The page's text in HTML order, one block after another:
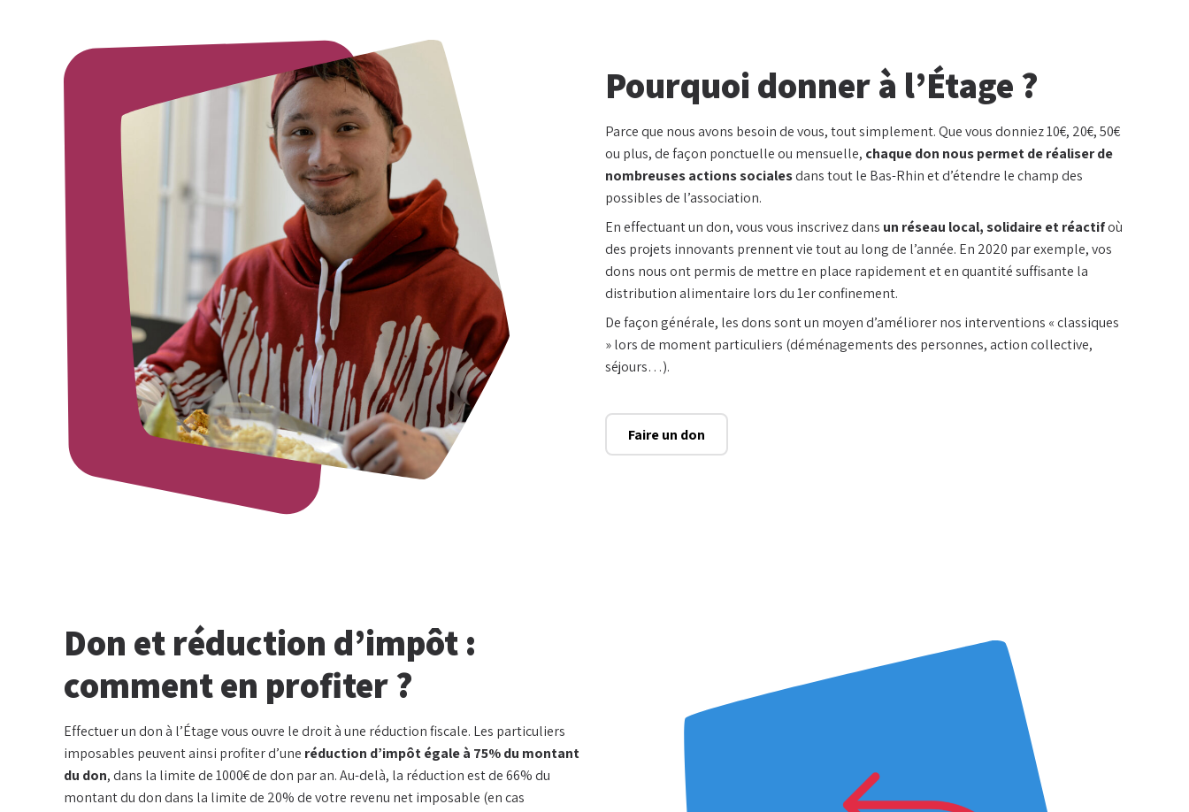
Pourquoi donner à l’Étage ?
Parce que nous avons besoin de vous, tout simplement. Que vous donniez 10€, 20€, 50€
ou plus, de façon ponctuelle ou mensuelle, chaque don nous permet de réaliser de
nombreuses actions socialesdans tout le Bas-Rhin et d’étendre le champ des
possibles de l’association.
En effectuant un don, vous vous inscrivez dans un réseau local, solidaire et réactifoù
des projets innovants prennent vie tout au long de l’année. En 2020 par exemple, vos
dons nous ont permis de mettre en place rapidement et en quantité suffisante la
distribution alimentaire lors du 1er confinement.
De façon générale, les dons sont un moyen d’améliorer nos interventions « classiques
» lors de moment particuliers (déménagements des personnes, action collective,
séjours…).
Faire un don
Don et réduction d’impôt :
comment en profiter ?
Effectuer un don à l’Étage vous ouvre le droit à une réduction fiscale. Les particuliers
imposables peuvent ainsi profiter d’une réduction d’impôt égale à 75% du montant
du don, dans la limite de 1000€ de don par an. Au-delà, la réduction est de 66% du
montant du don dans la limite de 20% de votre revenu net imposable (en cas